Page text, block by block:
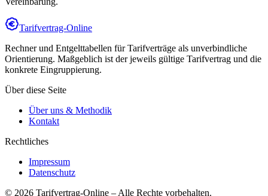
Tarifvertrag-Online
Rechner und Entgelttabellen für Tarifverträge als unverbindliche
Orientierung. Maßgeblich ist der jeweils gültige Tarifvertrag und die
konkrete Eingruppierung.
Über diese Seite
Über uns & Methodik
Kontakt
Rechtliches
Impressum
Datenschutz
© 2026 Tarifvertrag-Online – Alle Rechte vorbehalten.